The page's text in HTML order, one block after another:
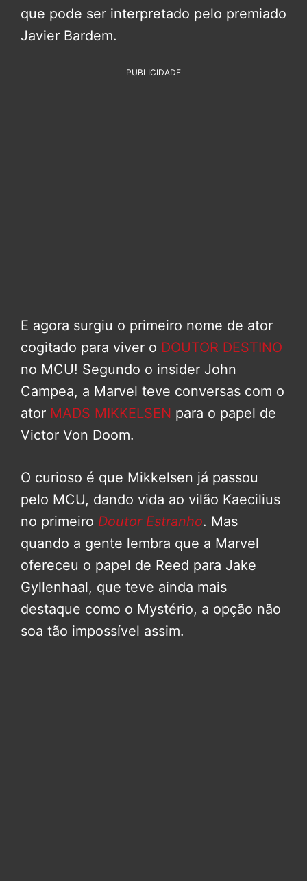
que pode ser interpretado pelo premiado
Javier Bardem.
PUBLICIDADE
E agora surgiu o primeiro nome de ator
cogitado para viver o DOUTOR DESTINO
no MCU! Segundo o insider John
Campea, a Marvel teve conversas com o
ator MADS MIKKELSEN para o papel de
Victor Von Doom.
O curioso é que Mikkelsen já passou
pelo MCU, dando vida ao vilão Kaecilius
no primeiro Doutor Estranho. Mas
quando a gente lembra que a Marvel
ofereceu o papel de Reed para Jake
Gyllenhaal, que teve ainda mais
destaque como o Mystério, a opção não
soa tão impossível assim.